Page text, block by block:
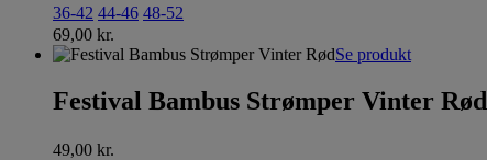
36-42 44-46 48-52
69,00 kr.
Se produkt
Festival Bambus Strømper Vinter Rød
49,00 kr.